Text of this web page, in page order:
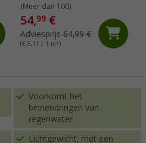
(Meer dan 100)
54,99€
Adviesprijs 64,99 €
(€ 6,11 / 1 m²)
Voorkomt het
binnendringen van
regenwater
Lichtgewicht, met een